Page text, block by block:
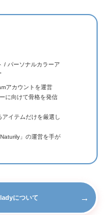
/ パーソナルカラーア
アカウントを運営
に向けて骨格を発信
イテムだけを厳選し
」の運営を手が
について →